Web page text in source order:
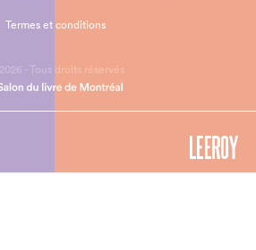
- Tous droits réservés
Termes et conditions